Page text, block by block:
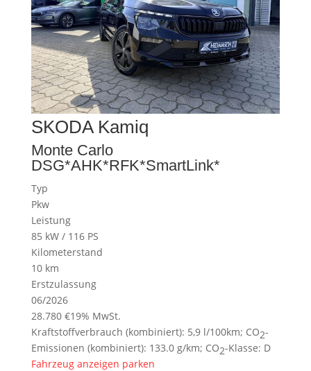
SKODA Kamiq
Monte Carlo
DSG*AHK*RFK*SmartLink*
Typ
Pkw
Leistung
85 kW / 116 PS
Kilometerstand
10 km
Erstzulassung
06/2026
28.780 €19% MwSt.
Kraftstoffverbrauch (kombiniert): 5,9 l/100km; CO2-
Emissionen (kombiniert): 133.0 g/km; CO2-Klasse: D
Fahrzeug anzeigen parken